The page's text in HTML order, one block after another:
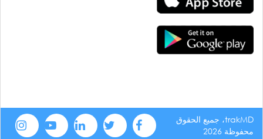
trakMD، جميع الحقوق
محفوظة 2026